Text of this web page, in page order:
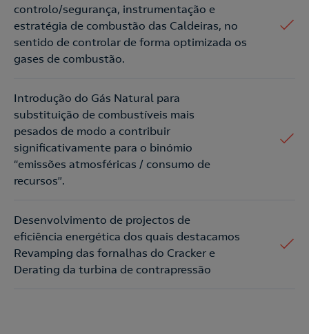
controlo/segurança, instrumentação e
estratégia de combustão das Caldeiras, no
sentido de controlar de forma optimizada os
gases de combustão.
Introdução do Gás Natural para
substituição de combustíveis mais
pesados de modo a contribuir
significativamente para o binómio
“emissões atmosféricas / consumo de
recursos”.
Desenvolvimento de projectos de
eficiência energética dos quais destacamos
Revamping das fornalhas do Cracker e
Derating da turbina de contrapressão